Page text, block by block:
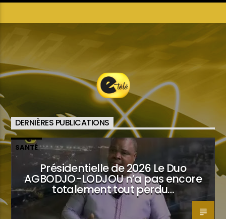
DERNIÈRES PUBLICATIONS
SANTÉ
Présidentielle de 2026 Le Duo
AGBODJO-LODJOU n’a pas encore
totalement tout perdu…